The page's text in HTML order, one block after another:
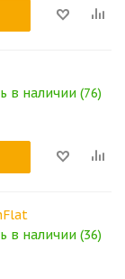
в наличии (76)
в наличии (36)